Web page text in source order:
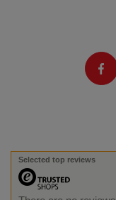
Selected top reviews